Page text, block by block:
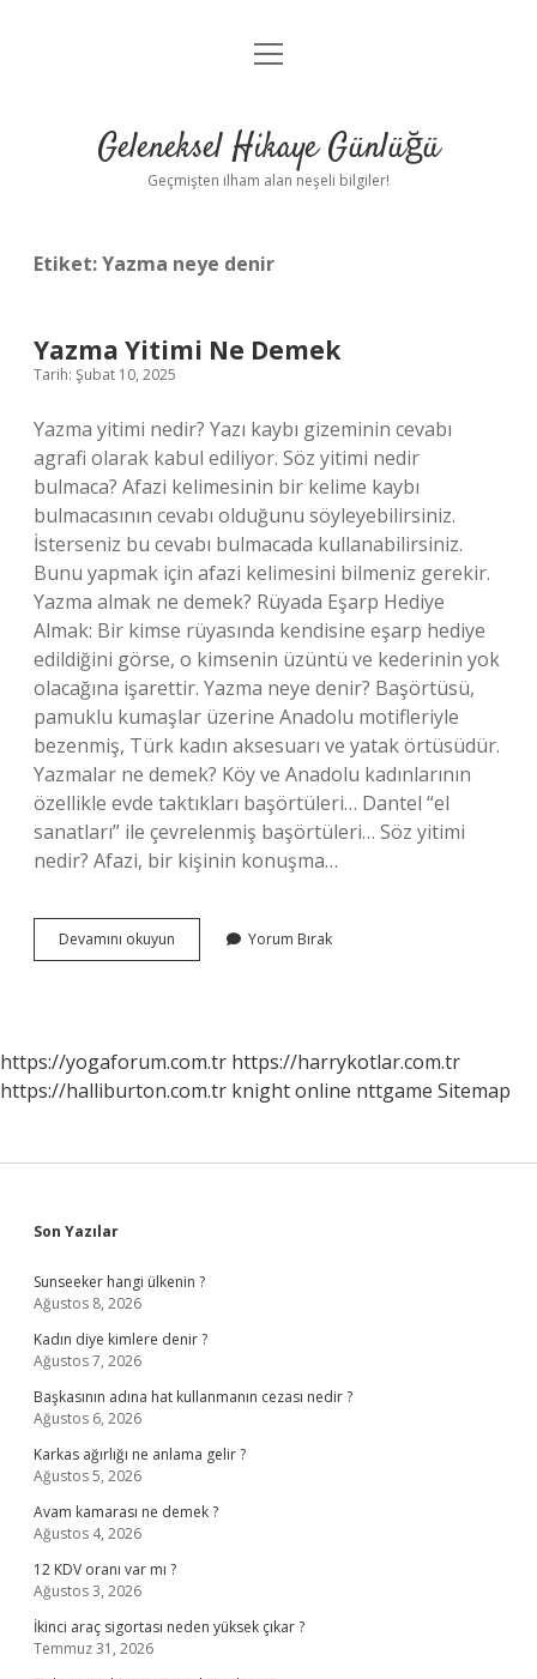
Anasayfa
Yasal Uyarı
menüyü
Geleneksel Hikaye Günlüğü
Geçmişten ilham alan neşeli bilgiler!
Etiket:Yazma neye denir
Yazma Yitimi Ne Demek
Tarih: Şubat 10, 2025
Yazma yitimi nedir? Yazı kaybı gizeminin cevabı
agrafi olarak kabul ediliyor. Söz yitimi nedir
bulmaca? Afazi kelimesinin bir kelime kaybı
bulmacasının cevabı olduğunu söyleyebilirsiniz.
İsterseniz bu cevabı bulmacada kullanabilirsiniz.
Bunu yapmak için afazi kelimesini bilmeniz gerekir.
Yazma almak ne demek? Rüyada Eşarp Hediye
Almak: Bir kimse rüyasında kendisine eşarp hediye
edildiğini görse, o kimsenin üzüntü ve kederinin yok
olacağına işarettir. Yazma neye denir? Başörtüsü,
pamuklu kumaşlar üzerine Anadolu motifleriyle
bezenmiş, Türk kadın aksesuarı ve yatak örtüsüdür.
Yazmalar ne demek? Köy ve Anadolu kadınlarının
özellikle evde taktıkları başörtüleri… Dantel “el
sanatları” ile çevrelenmiş başörtüleri… Söz yitimi
nedir? Afazi, bir kişinin konuşma…
Devamını okuyun
Yitimi
Yorum Bırak
https://yogaforum.com.tr https://harrykotlar.com.tr
https://halliburton.com.tr knight online nttgame Sitemap
Sidebar
Son Yazılar
Sunseeker hangi ülkenin ?
Ağustos 8, 2026
Kadın diye kimlere denir ?
Ağustos 7, 2026
Başkasının adına hat kullanmanın cezası nedir ?
Ağustos 6, 2026
Karkas ağırlığı ne anlama gelir ?
Ağustos 5, 2026
Avam kamarası ne demek ?
Ağustos 4, 2026
12 KDV oranı var mı ?
Ağustos 3, 2026
İkinci araç sigortası neden yüksek çıkar ?
Temmuz 31, 2026